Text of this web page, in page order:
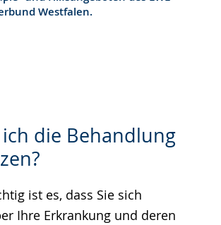
Westfalen.
die Behandlung
ist es, dass Sie sich
Ihre Erkrankung und deren